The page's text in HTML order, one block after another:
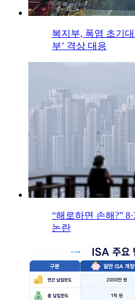
복지부, 폭염 초기
부’ 격상 대응
“해로하면 손해?”
논란